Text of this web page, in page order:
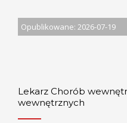
Opublikowane: 2026-07-19
Lekarz Chorób
wewnętrznych